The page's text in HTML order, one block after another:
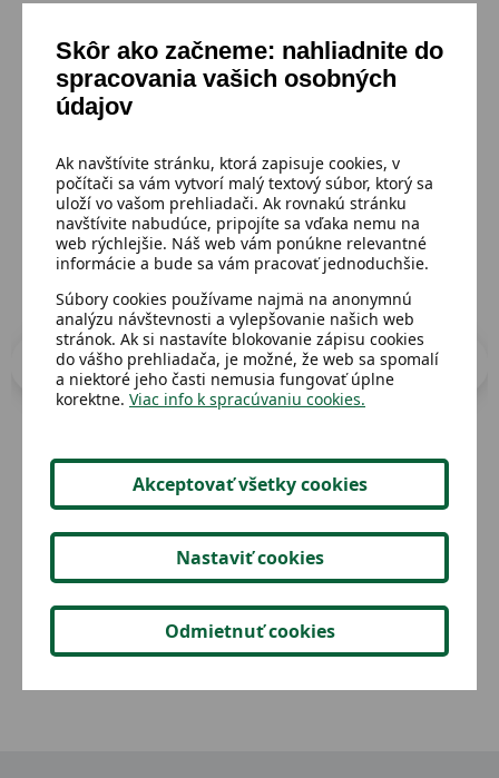
Mohlo by sa ti páčiť
Prejsť do katalógu
Dostupný
Detské svietidlo ,,modrá hviezda,,
Detail 2,05 €
Skôr ako začneme: nahliadnite do
spracovania vašich osobných
údajov
Ak navštívite stránku, ktorá zapisuje cookies, v
počítači sa vám vytvorí malý textový súbor, ktorý sa
uloží vo vašom prehliadači. Ak rovnakú stránku
navštívite nabudúce, pripojíte sa vďaka nemu na
web rýchlejšie. Náš web vám ponúkne relevantné
informácie a bude sa vám pracovať jednoduchšie.
Súbory cookies používame najmä na anonymnú
analýzu návštevnosti a vylepšovanie našich web
stránok. Ak si nastavíte blokovanie zápisu cookies
do vášho prehliadača, je možné, že web sa spomalí
a niektoré jeho časti nemusia fungovať úplne
korektne. Viac info k spracúvaniu cookies.
Akceptovať všetky cookies
Nastaviť cookies
Odmietnuť cookies